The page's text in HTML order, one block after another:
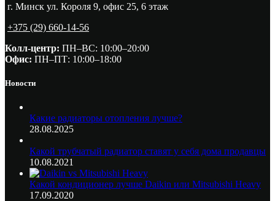
г. Минск ул. Короля 9, офис 25, 6 этаж
+375 (29) 660-14-56
Колл-центр: ПН–ВС: 10:00–20:00​
Офис: ПН–ПТ: 10:00–18:00
Новости
Какие радиаторы отопления лучше?
28.08.2025
Какой трубчатый радиатор ставят у себя дома продавцы
10.08.2021
Какой кондиционер лучше Daikin или Mitsubishi Heavy
17.09.2020